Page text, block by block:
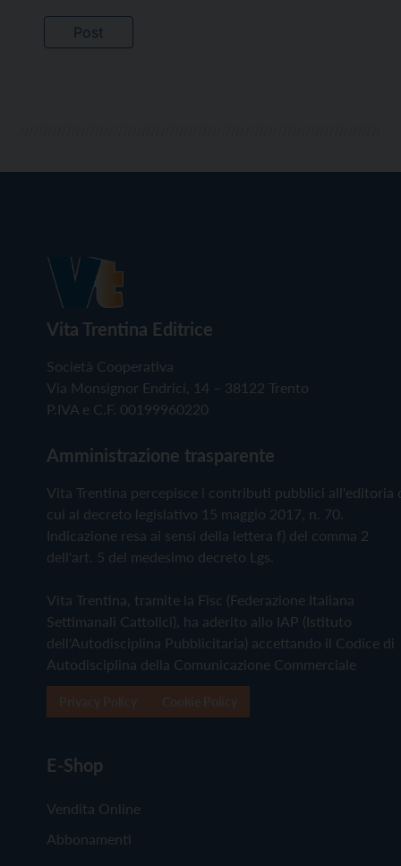
Vita Trentina Editrice
Società Cooperativa
Via Monsignor Endrici, 14 – 38122 Trento
P.IVA e C.F. 00199960220
Amministrazione trasparente
Vita Trentina percepisce i contributi pubblici all'editoria
cui al decreto legislativo 15 maggio 2017, n. 70.
Indicazione resa ai sensi della lettera f) del comma 2
dell'art. 5 del medesimo decreto Lgs.
Vita Trentina, tramite la Fisc (Federazione Italiana
Settimanali Cattolici), ha aderito allo IAP (Istituto
dell'Autodisciplina Pubblicitaria) accettando il Codice di
Autodisciplina della Comunicazione Commerciale
E-Shop
Vendita Online
Abbonamenti